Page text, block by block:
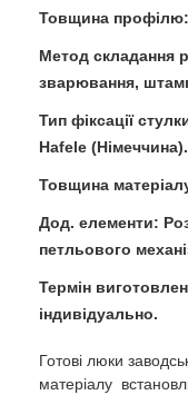
Товщина
Метод складання
зварювання,
Тип фіксації
Hafele (Німеччина).
Товщина
Дод. елементи:
петльового
Термін
індивідуально.
Готові люки
матеріалу